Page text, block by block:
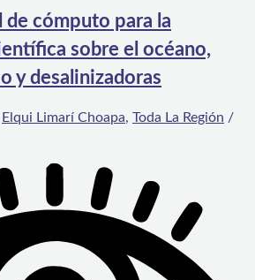
de cómputo para la
sobre el océano,
y desalinizadoras
Elqui Limarí Choapa, Toda La Región /